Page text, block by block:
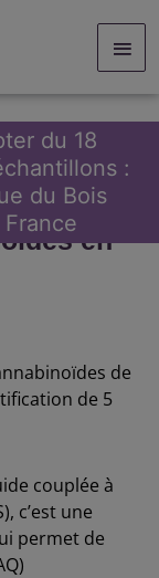
de 15
en
de
de 5
couplée à
c’est une
permet de
du 18
:
du Bois
France